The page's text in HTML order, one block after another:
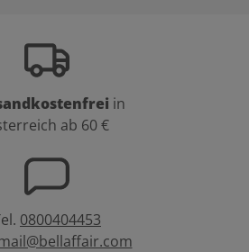
in
ab 60 €
0800404453